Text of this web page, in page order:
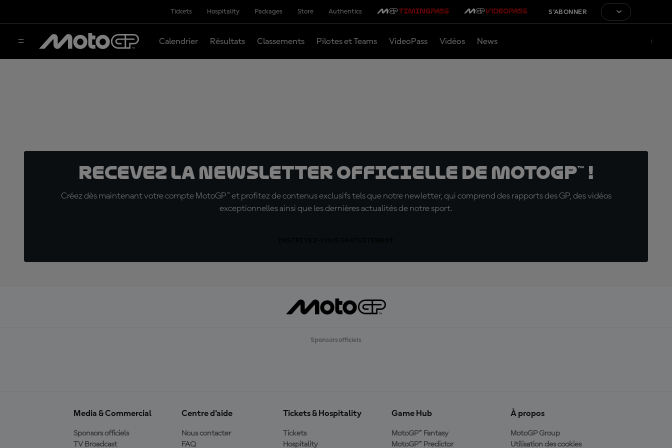
Tickets Hospitality Packages Store Authentics S'ABONNER
Calendrier Résultats Classements Pilotes et Teams VideoPass Vidéos News
Recevez la Newsletter officielle de MotoGP™ !
Créez dès maintenant votre compte MotoGP™ et profitez de contenus exclusifs tels que notre newletter, qui comprend des rapports des GP, des vidéos
exceptionnelles ainsi que les dernières actualités de notre sport.
Sponsors officiels
Media & Commercial
Sponsors officiels
TV Broadcast
Centre d'aide
Nous contacter
FAQ
Tickets & Hospitality
Tickets
Hospitality
Game Hub
MotoGP™ Fantasy
MotoGP™ Predictor
À propos
MotoGP Group
Utilisation des cookies